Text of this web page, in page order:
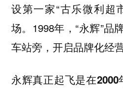
设第一家“古乐微利超
场。1998年，“永辉”品
车站旁，开启品牌化经营
永辉真正起飞是在